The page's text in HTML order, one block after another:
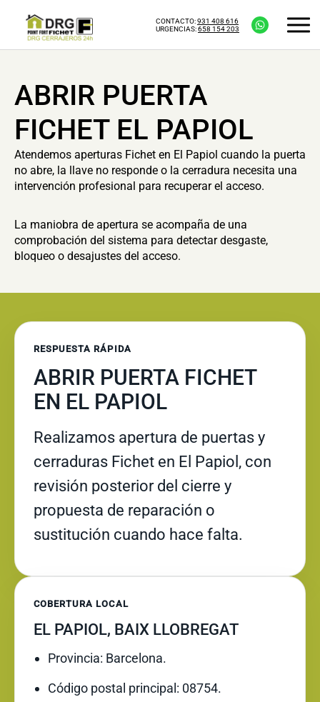
CONTACTO:931 408 616
URGENCIAS:658 154 203
ABRIR PUERTA
FICHET EL PAPIOL
Atendemos aperturas Fichet en El Papiol cuando la puerta
no abre, la llave no responde o la cerradura necesita una
intervención profesional para recuperar el acceso.
La maniobra de apertura se acompaña de una
comprobación del sistema para detectar desgaste,
bloqueo o desajustes del acceso.
RESPUESTA RÁPIDA
ABRIR PUERTA FICHET
EN EL PAPIOL
Realizamos apertura de puertas y
cerraduras Fichet en El Papiol, con
revisión posterior del cierre y
propuesta de reparación o
sustitución cuando hace falta.
COBERTURA LOCAL
EL PAPIOL, BAIX LLOBREGAT
Provincia: Barcelona.
Código postal principal: 08754.